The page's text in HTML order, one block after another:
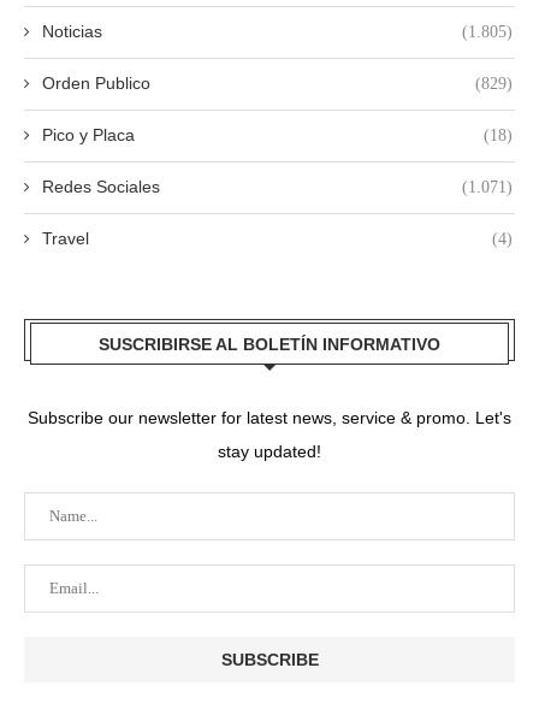
Noticias (1.805)
Orden Publico (829)
Pico y Placa (18)
Redes Sociales (1.071)
Travel (4)
SUSCRIBIRSE AL BOLETÍN INFORMATIVO
Subscribe our newsletter for latest news, service & promo. Let's
stay updated!